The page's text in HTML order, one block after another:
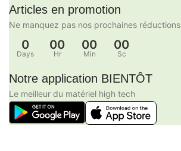
Articles en promotion
Ne manquez pas nos prochaines réductions
0
Days
00
Hr
00
Min
00
Sc
Notre application BIENTÔT
Le meilleur du matériel high tech